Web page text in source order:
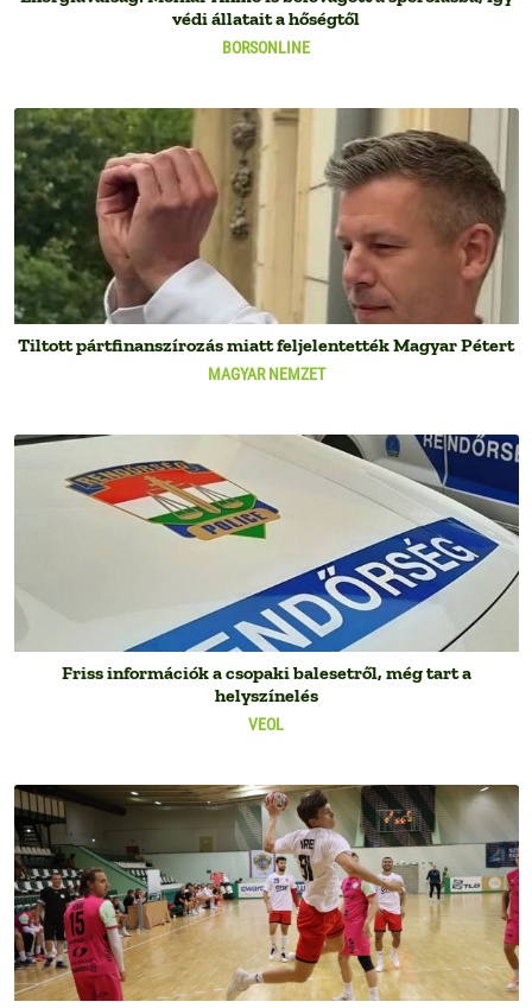
BORSONLINE
védi állatait a hőségtől
MAGYAR NEMZET
Tiltott pártfinanszírozás miatt feljelentették Magyar Pétert
VEOL
Friss információk a csopaki balesetről, még tart a
helyszínelés